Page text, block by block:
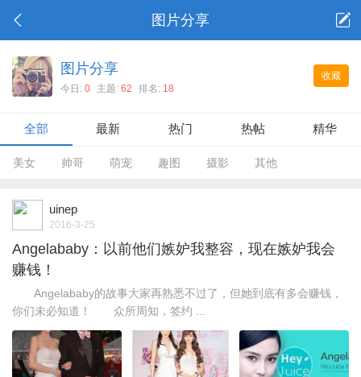
图片分享
收藏
图片分享
今日: 0 主题: 62 排名: 18
全部 最新 热门 热帖 精华
美女 帅哥 萌宠 趣图 摄影 其他
uinep
2016-3-25
Angelababy：以前他们嫉妒我整容，现在嫉妒我会
赚钱！
Angelababy的故事大家再熟悉不过了，但她到底有多会赚钱，
你们未必知道！ 众所周知，签约 ...